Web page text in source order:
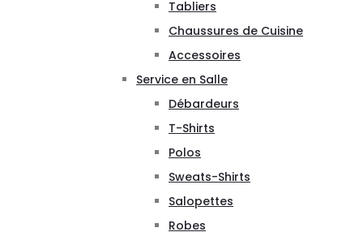
Tabliers
Chaussures de Cuisine
Accessoires
Service en Salle
Débardeurs
T-Shirts
Polos
Sweats-Shirts
Salopettes
Robes